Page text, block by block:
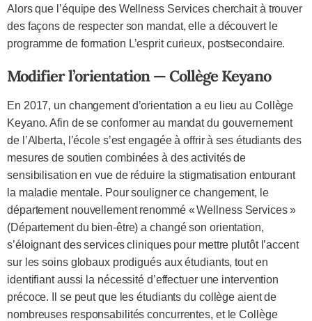
Alors que l’équipe des Wellness Services cherchait à trouver
des façons de respecter son mandat, elle a découvert le
programme de formation L’esprit curieux, postsecondaire.
Modifier l’orientation — Collège Keyano
En 2017, un changement d’orientation a eu lieu au Collège
Keyano. Afin de se conformer au mandat du gouvernement
de l’Alberta, l’école s’est engagée à offrir à ses étudiants des
mesures de soutien combinées à des activités de
sensibilisation en vue de réduire la stigmatisation entourant
la maladie mentale. Pour souligner ce changement, le
département nouvellement renommé « Wellness Services »
(Département du bien-être) a changé son orientation,
s’éloignant des services cliniques pour mettre plutôt l’accent
sur les soins globaux prodigués aux étudiants, tout en
identifiant aussi la nécessité d’effectuer une intervention
précoce. Il se peut que les étudiants du collège aient de
nombreuses responsabilités concurrentes, et le Collège